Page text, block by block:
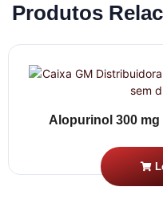
Produtos
Alopurinol 300 mg